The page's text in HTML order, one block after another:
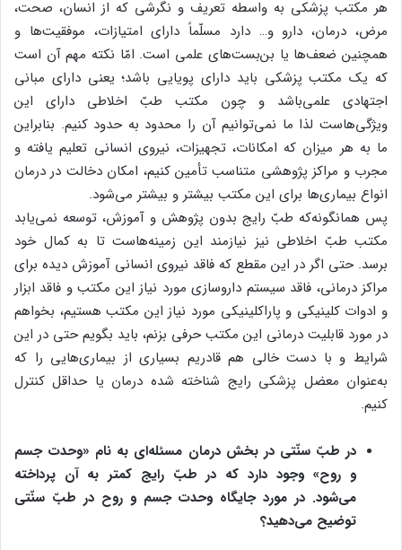
هر مکتب پزشکی به واسطه تعریف و نگرشی که از انسان، صحت،
مرض، درمان، دارو و… دارد مسلّماً دارای امتیازات، موفقیت‌ها و
همچنین ضعف‌ها یا بن‌بست‌های علمی است. امّا نکته مهم آن است
که یک مکتب پزشکی باید دارای پویایی باشد؛ یعنی دارای مبانی
اجتهادی علمی‌باشد و چون مکتب طبّ اخلاطی دارای این
ویژگی‌هاست لذا ما نمی‌توانیم آن را محدود به حدود کنیم. بنابراین
ما به هر میزان که امکانات، تجهیزات، نیروی انسانی تعلیم یافته و
مجرب و مراکز پژوهشی متناسب تأمین کنیم، امکان دخالت در درمان
انواع بیماری‌ها برای این مکتب بیشتر و بیشتر می‌شود.
پس همانگونه‌که طبّ رایج بدون پژوهش و آموزش، توسعه نمی‌یابد
مکتب طبّ اخلاطی نیز نیازمند این زمینه‌هاست تا به کمال خود
برسد. حتی اگر در این مقطع که فاقد نیروی انسانی آموزش دیده برای
مراکز درمانی، فاقد سیستم داروسازی مورد نیاز این مکتب و فاقد ابزار
و ادوات کلینیکی و پاراکلینیکی مورد نیاز این مکتب هستیم، بخواهم
در مورد قابلیت درمانی این مکتب حرفی بزنم، باید بگویم حتی در این
شرایط و با دست خالی هم قادریم بسیاری از بیماری‌هایی را که
به‌عنوان معضل پزشکی رایج شناخته شده درمان یا حداقل کنترل
کنیم.
در طبّ سنّتی در بخش درمان مسئله‌ای به نام «وحدت جسم
و روح» وجود دارد که در طبّ رایج کمتر به آن پرداخته
می‌شود. در مورد جایگاه وحدت جسم و روح در طبّ سنّتی
توضیح می‌دهید؟